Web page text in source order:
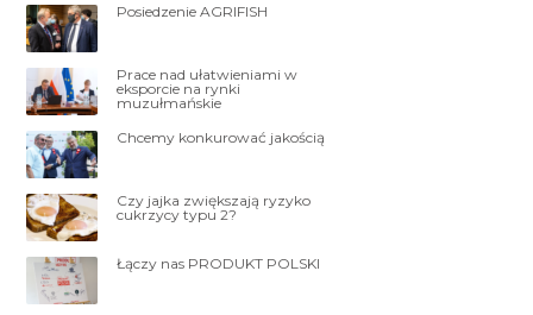
Posiedzenie AGRIFISH
Prace nad ułatwieniami w
eksporcie na rynki
muzułmańskie
Chcemy konkurować jakością
Czy jajka zwiększają ryzyko
cukrzycy typu 2?
Łączy nas PRODUKT POLSKI